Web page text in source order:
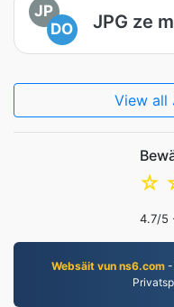
JP
DO
JPG ze
View all
☆
4.7/5
Websäit vun ns6.com-